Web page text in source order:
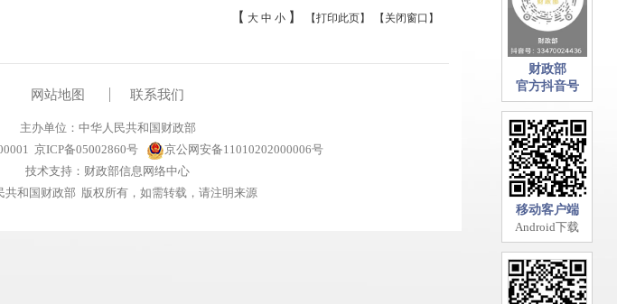
【 大 中 小 】 【打印此页】 【关闭窗口】
网站地图 联系我们
主办单位：中华人民共和国财政部
京ICP备05002860号
京公网安备11010202000006号
技术支持：财政部信息网络中心
共和国财政部 版权所有，如需转载，请注明来源
财政部
官方抖音号
移动客户端
Android下载